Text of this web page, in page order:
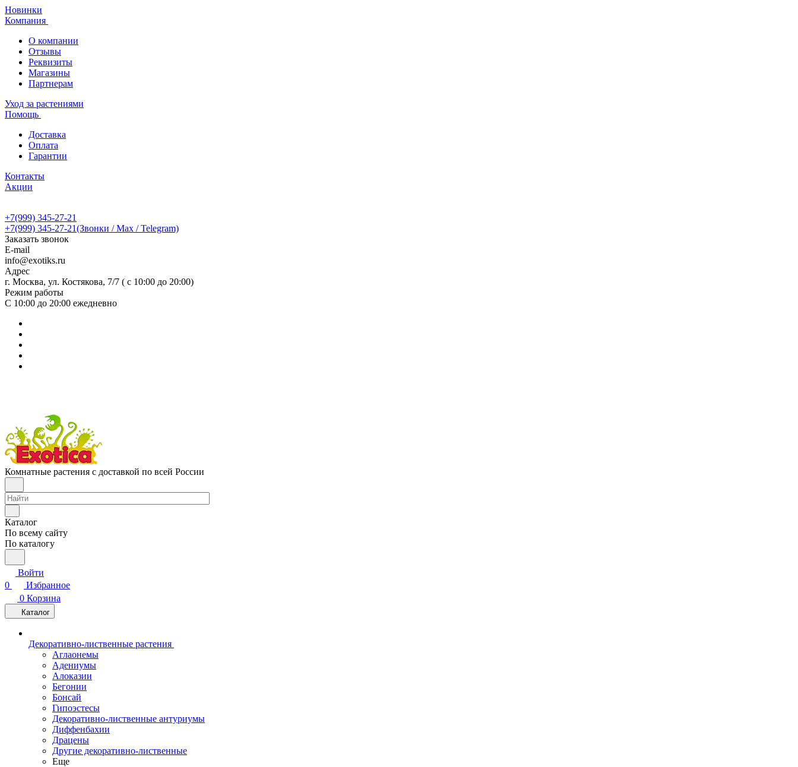
Новинки
Компания
О компании
Отзывы
Реквизиты
Магазины
Партнерам
Уход за растениями
Помощь
Доставка
Оплата
Гарантии
Контакты
Акции
+7(999) 345-27-21
+7(999) 345-27-21(Звонки / Max / Telegram)
Заказать звонок
E-mail
info@exotiks.ru
Адрес
г. Москва, ул. Костякова, 7/7 ( с 10:00 до 20:00)
Режим работы
С 10:00 до 20:00 ежедневно
Комнатные растения с доставкой по всей России
Каталог
По всему сайту
По каталогу
Войти
0
Избранное
0 Корзина
Каталог
Декоративно-лиственные растения
Аглаонемы
Адениумы
Алоказии
Бегонии
Бонсай
Гипоэстесы
Декоративно-лиственные антуриумы
Диффенбахии
Драцены
Другие декоративно-лиственные
Еще